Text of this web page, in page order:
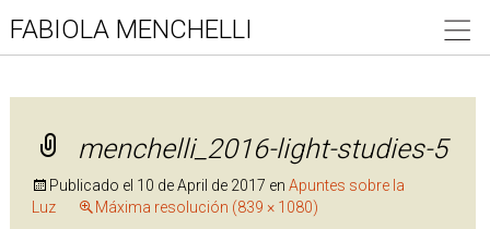
FABIOLA MENCHELLI
menchelli_2016-light-studies-5
Publicado el 10 de April de 2017 en Apuntes sobre la
Luz
Máxima resolución (839 × 1080)